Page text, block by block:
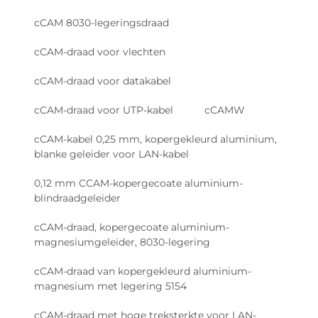
soldeertechnieken te gebruiken. Toch is koper, wat
termijn, onverslaanbaar. Daarom zijn
gedetailleerde microdoorsnede-analyse en
voor elk onderdeel dat bestemd is voor
Normenlandschap voor CCA-
draad in automotive
kabelbomen: naleving,
lacunes en OEM-beleid
1072-, ISO 6722-2- en VW 80300-
eisen voor CCA-draadkwalificatie
cCAM 8030-legeringsdraad
cCAM-draad voor vlechten
cCAM-draad voor datakabel
cCAM-draad voor UTP-kabel cCAMW
cCAM-kabel 0,25 mm, kopergekleurd aluminium,
blanke geleider voor LAN-kabel
0,12 mm CCAM-kopergecoate aluminium-
blindraadgeleider
cCAM-draad, kopergecoate aluminium-
magnesiumgeleider, 8030-legering
cCAM-draad van kopergekleurd aluminium-
magnesium met legering 5154
cCAM-draad met hoge treksterkte voor LAN-